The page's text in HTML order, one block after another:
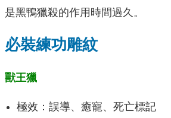
是黑鴨獵殺的作用時間過久。
必裝練功雕紋
獸王獵
極效：誤導、癒寵、死亡標記